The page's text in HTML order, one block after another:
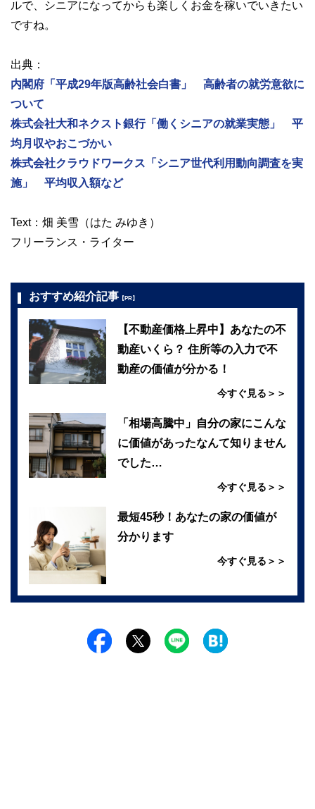
ルで、シニアになってからも楽しくお金を稼いでいきたい
ですね。
出典：
内閣府「平成29年版高齢社会白書」 高齢者の就労意欲に
ついて
株式会社大和ネクスト銀行「働くシニアの就業実態」 平
均月収やおこづかい
株式会社クラウドワークス「シニア世代利用動向調査を実
施」 平均収入額など
Text：畑 美雪（はた みゆき）
フリーランス・ライター
おすすめ紹介記事 【PR】
【不動産価格上昇中】あなたの不
動産いくら？ 住所等の入力で不
動産の価値が分かる！
今すぐ見る＞＞
「相場高騰中」自分の家にこんな
に価値があったなんて知りません
でした…
今すぐ見る＞＞
最短45秒！あなたの家の価値が
分かります
今すぐ見る＞＞